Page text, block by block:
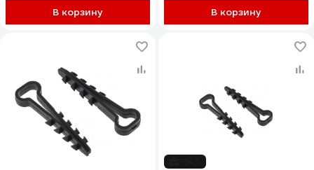
В корзину В корзину